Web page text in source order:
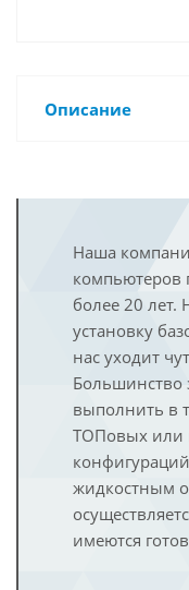
Описание
Наша
компьютеров
более 20 лет.
установку
нас уходит
Большинство
выполнить в
ТОПовых или
жидкостным
имеются